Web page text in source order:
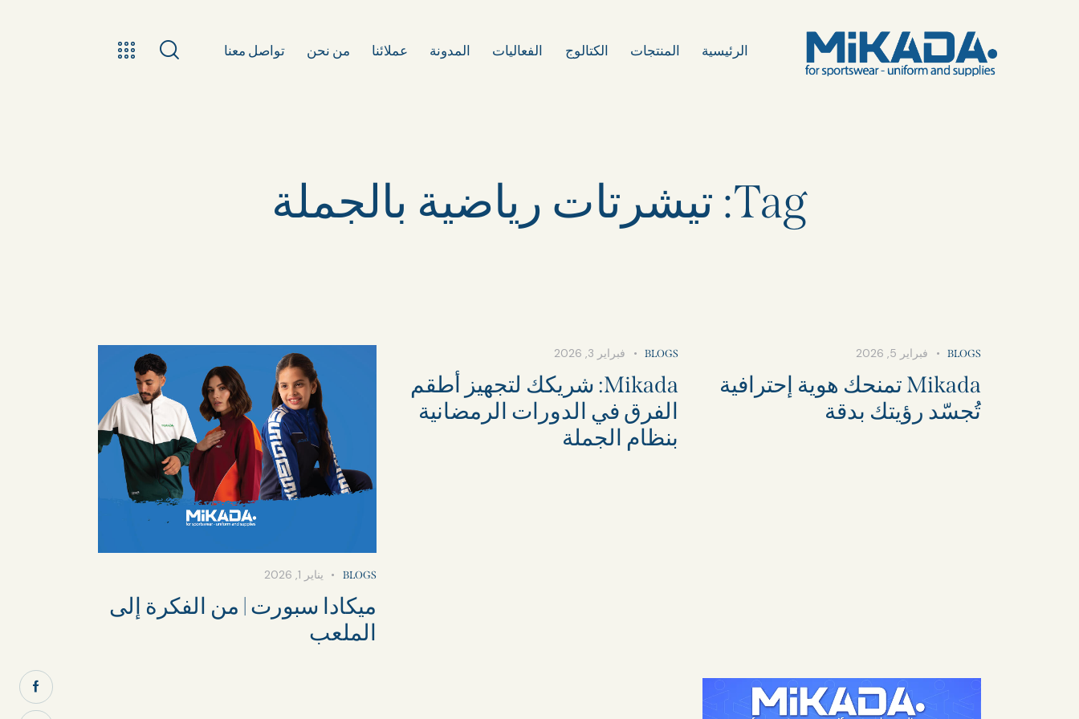
الرئيسية المنتجات الكتالوج الفعاليات المدونة عملائنا من نحن تواصل معنا
Tag: تيشرتات رياضية بالجملة
BLOGS فبراير 5, 2026
Mikada تمنحك هوية إحترافية
تُجسّد رؤيتك بدقة
BLOGS فبراير 3, 2026
Mikada: شريكك لتجهيز أطقم
الفرق في الدورات الرمضانية
بنظام الجملة
BLOGS يناير 1, 2026
ميكادا سبورت | من الفكرة إلى
الملعب